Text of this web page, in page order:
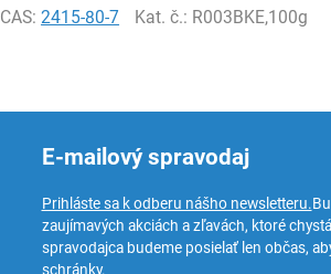
CAS:2415-80-7 Kat. č.: R003BKE,100g
E-mailový spravodaj
Prihláste sa k odberu nášho newsletteru.
zaujímavých akciách a zľavách, ktoré
spravodajca budeme posielať len občas,
schránky.